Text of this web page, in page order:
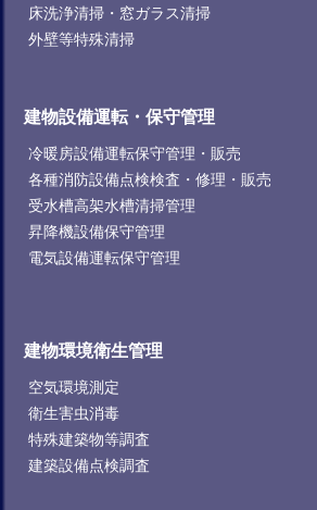
床洗浄清掃・窓ガラス清掃
外壁等特殊清掃
建物設備運転・保守管理
冷暖房設備運転保守管理・販売
各種消防設備点検検査・修理・販売
受水槽高架水槽清掃管理
昇降機設備保守管理
電気設備運転保守管理
建物環境衛生管理
空気環境測定
衛生害虫消毒
特殊建築物等調査
建築設備点検調査